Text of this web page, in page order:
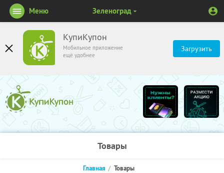
КупиКупон
Мобильное приложение
ещё удобнее
Загрузить
Меню Зеленоград
Товары
Главная Товары